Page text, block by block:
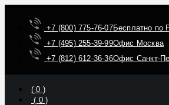
+7 (800) 775-76-07Бесплатно по
+7 (495) 255-39-99Офис Москва
+7 (812) 612-36-36Офис Санкт-
(0 )
( 0)